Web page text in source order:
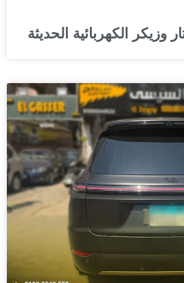
وزيكر الكهربائية الحديثة